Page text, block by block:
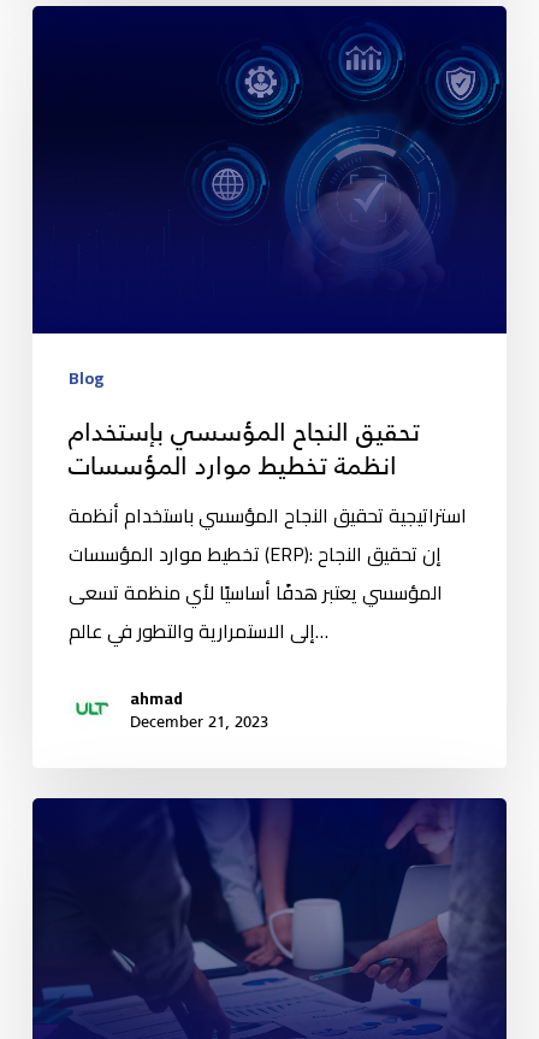
Blog
تحقيق النجاح المؤسسي بإستخدام
انظمة تخطيط موارد المؤسسات
استراتيجية تحقيق النجاح المؤسسي باستخدام أنظمة
تخطيط موارد المؤسسات (ERP): إن تحقيق النجاح
المؤسسي يعتبر هدفًا أساسيًا لأي منظمة تسعى
إلى الاستمرارية والتطور في عالم…
ahmad
December 21, 2023